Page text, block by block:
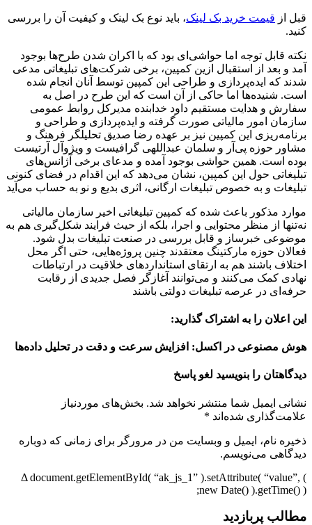
قبل از قیمت خرید بک لینک، باید نوع بک لینک و کیفیت آن را بررسی
کنید.
نکته قابل توجه اما حواشی‌ای بود که با اکران شدن طرح‌ها بوجود
آمد و بعد از استقبال ازین کمپین، برخی شرکت‌های تبلیغاتی مدعی‌
شدند که ایده‌پردازی و طراحی این کمپین توسط آنان انجام شده
است. شنیده‌ها اما حاکی از آن است که این طرح در اصل به
سفارش و هدایت مستقیم داود خدابنده مدیرکل روابط عمومی
سازمان امور مالیاتی صورت گرفته و ایده‌پردازی و طراحی و
برنامه‌ریزی این کمپین نیز بر عهده رضا صدیق تحلیلگر فرهنگ و
مشاور حوزه پی‌آر و سلمان عبداللهی گرافیست و ویژوآل آرتیست
بوده است. همین حواشی بوجود آمده و مدعای برخی آژانس‌های
تبلیغاتی حول این کمپین، نشان می‌دهد که این اقدام در فضای کنونی
تبلیغات و به خصوص تبلیغات ارگانی، اثری بدیع و نو به حساب می‌آید
موارد مذکور باعث شده که کمپین تبلیغاتی اخیر سازمان مالیاتی
نه‌تنها از منظر محتوایی و اجرا، بلکه از حیث فرایند شکل‌گیری هم به
موضوعی خبرساز و قابل بررسی در صنعت تبلیغات بدل شود.
فعالان حوزه مارکتینگ معتقدند چنین پروژه‌هایی، حتی اگر محل
اختلاف باشند هم به ارتقای استانداردهای خلاقیت در ارتباطات
نهادی کمک می‌کنند و می‌توانند آغازگر فصل جدیدی از رقابت
حرفه‌ای در عرصه تبلیغات دولتی باشند
این اعلان را به اشتراک گذارید:
هوش مصنوعی در اکسل: افزایش سرعت و دقت در تحلیل داده‌ها
دیدگاهتان را بنویسید لغو پاسخ
نشانی ایمیل شما منتشر نخواهد شد. بخش‌های موردنیاز
علامت‌گذاری شده‌اند *
ذخیره نام، ایمیل و وبسایت من در مرورگر برای زمانی که دوباره
دیدگاهی می‌نویسم.
Δ document.getElementById( “ak_js_1” ).setAttribute( “value”, (
new Date() ).getTime() );
مطالب پربازدید